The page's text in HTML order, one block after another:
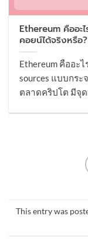
Ethereum คืออะ
คอยน์ได้จริงหรือ?
Ethereum คืออะ
sources แบบกร
ตลาดคริปโต มีจุด
This entry was